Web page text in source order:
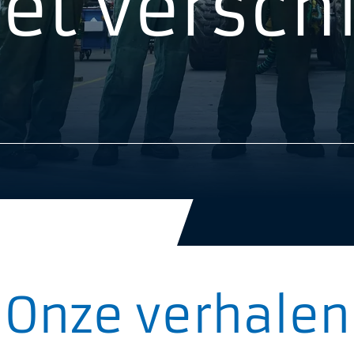
Onze verhalen